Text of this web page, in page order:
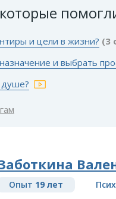
и цели в жизни? (3
и выбрать
душе?
Опыт 19 лет